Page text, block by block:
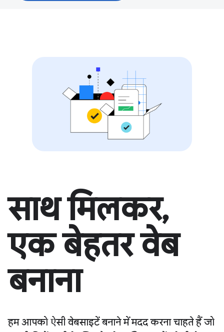
साथ मिलकर,
एक बेहतर वेब
बनाना
हम आपको ऐसी वेबसाइटें बनाने में मदद करना चाहते हैं जो